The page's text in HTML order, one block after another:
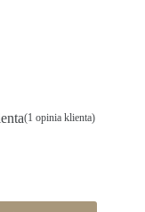
(1 opinia klienta)